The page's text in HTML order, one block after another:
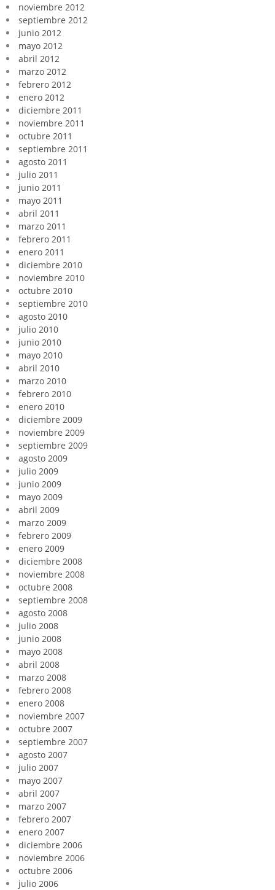
noviembre 2012
septiembre 2012
junio 2012
mayo 2012
abril 2012
marzo 2012
febrero 2012
enero 2012
diciembre 2011
noviembre 2011
octubre 2011
septiembre 2011
agosto 2011
julio 2011
junio 2011
mayo 2011
abril 2011
marzo 2011
febrero 2011
enero 2011
diciembre 2010
noviembre 2010
octubre 2010
septiembre 2010
agosto 2010
julio 2010
junio 2010
mayo 2010
abril 2010
marzo 2010
febrero 2010
enero 2010
diciembre 2009
noviembre 2009
septiembre 2009
agosto 2009
julio 2009
junio 2009
mayo 2009
abril 2009
marzo 2009
febrero 2009
enero 2009
diciembre 2008
noviembre 2008
octubre 2008
septiembre 2008
agosto 2008
julio 2008
junio 2008
mayo 2008
abril 2008
marzo 2008
febrero 2008
enero 2008
noviembre 2007
octubre 2007
septiembre 2007
agosto 2007
julio 2007
mayo 2007
abril 2007
marzo 2007
febrero 2007
enero 2007
diciembre 2006
noviembre 2006
octubre 2006
julio 2006